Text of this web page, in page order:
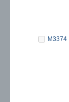
M3374